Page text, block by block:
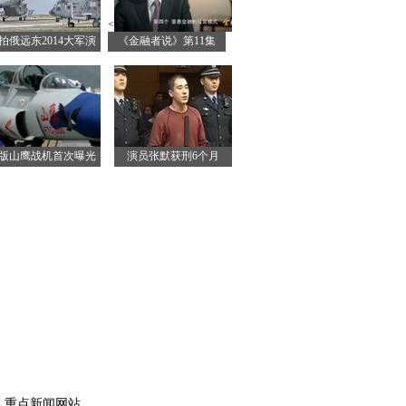
俄远东2014大军演
<
《金融者说》第11集
山鹰战机首次曝光 演员张默获刑6个月